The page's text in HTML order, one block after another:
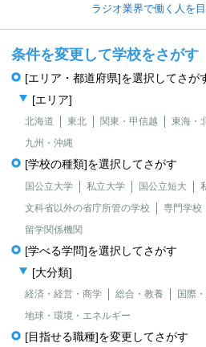
ラジオ業界で働く人を
条件を変更して学校をさがす
[エリア・都道府県]を選択してさが
[エリア]
北海道 東北 関東・甲信越 東海・
九州・沖縄
[学校の種類]を選択してさがす
国公立大学 私立大学 国公立短大
文科省以外の省庁所管の学校
専門学校
留学関係機関
[学べる学問]を選択してさがす
[大分類]
経済・経営・商学 総合・教養 国際
地球・環境・エネルギー
[目指せる職種]を変更してさがす